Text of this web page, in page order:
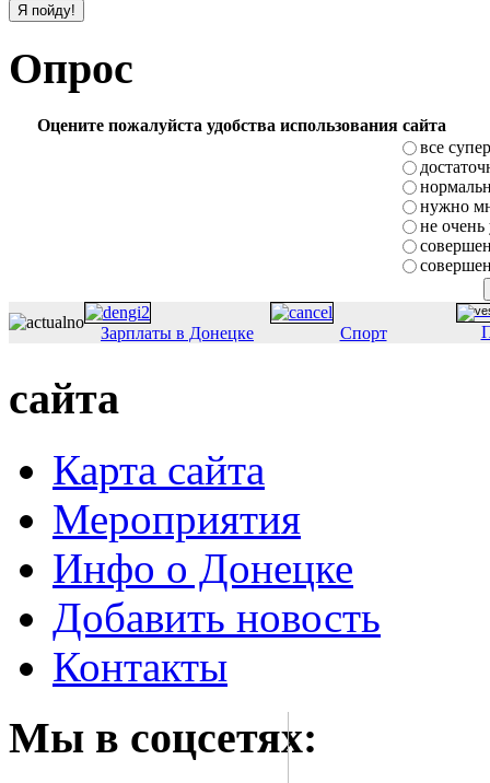
Опрос
Оцените пожалуйста удобства использования сайта
все супер
нужно
не очень
Зарплаты в Донецке Спорт
сайта
Карта сайта
Мероприятия
Инфо о Донецке
Добавить новость
Контакты
Мы в соцсетях: